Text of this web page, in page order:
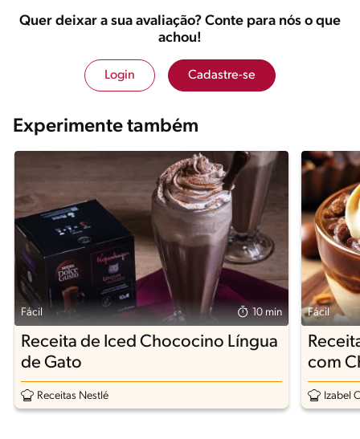
Quer deixar a sua avaliação? Conte para nós o que
achou!
Login Cadastre-se
Experimente também
Fácil 10 min
Receita de Iced Chococino Língua
de Gato
Receitas Nestlé
Fácil
com
Izabel